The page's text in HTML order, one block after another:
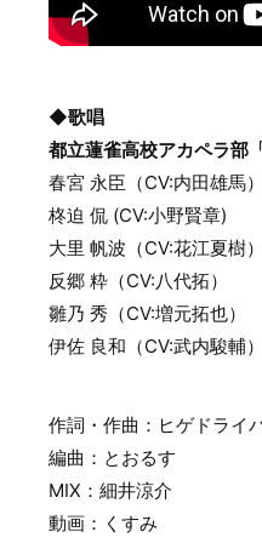
◆歌唱
都立蓮雀高校アカペラ部
春宮 永臣（CV:内田雄馬）
柊迫 侃 (CV:小野賢章)
大里 帆波（CV:花江夏樹）
反郷 粋（CV:八代拓）
雛乃 秀（CV:増元拓也）
伊佐 良和（CV:武内駿輔）
作詞・作曲：ヒゲドライ
編曲：とおるす
MIX：細井涼介
動画：くすみ